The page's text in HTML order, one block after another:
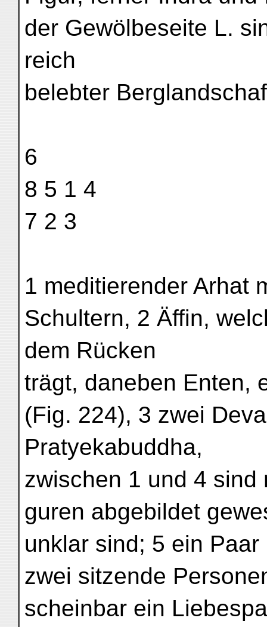
der Gewölbeseite L.
reich
belebter
6
8 5 1 4
7 2 3
1 meditierender Arhat
Schultern, 2 Äffin,
dem Rücken
trägt, daneben Enten,
(Fig. 224), 3 zwei
Pratyekabuddha,
zwischen 1 und 4 sind
guren abgebildet
unklar sind; 5 ein
zwei sitzende
scheinbar ein